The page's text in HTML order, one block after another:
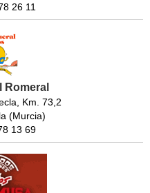
26 11
Romeral
Km. 73,2
(Murcia)
13 69